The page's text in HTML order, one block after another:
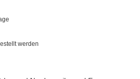
werden